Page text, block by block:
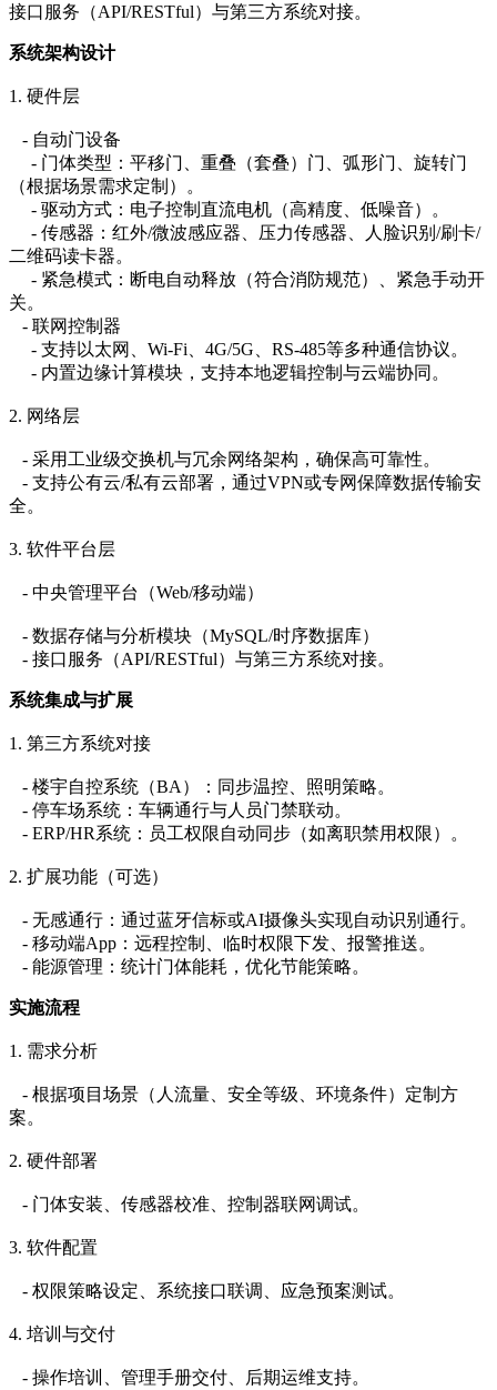
接口服务（API/RESTful）与第三方系统对接。
系统架构设计
1. 硬件层
- 自动门设备
- 门体类型：平移门、重叠（套叠）门、弧形门、旋转门
（根据场景需求定制）。
- 驱动方式：电子控制直流电机（高精度、低噪音）。
- 传感器：红外/微波感应器、压力传感器、人脸识别/刷卡/
二维码读卡器。
- 紧急模式：断电自动释放（符合消防规范）、紧急手动开
关。
- 联网控制器
- 支持以太网、Wi-Fi、4G/5G、RS-485等多种通信协议。
- 内置边缘计算模块，支持本地逻辑控制与云端协同。
2. 网络层
- 采用工业级交换机与冗余网络架构，确保高可靠性。
- 支持公有云/私有云部署，通过VPN或专网保障数据传输安
全。
3. 软件平台层
- 中央管理平台（Web/移动端）
- 数据存储与分析模块（MySQL/时序数据库）
- 接口服务（API/RESTful）与第三方系统对接。
系统集成与扩展
1. 第三方系统对接
- 楼宇自控系统（BA）：同步温控、照明策略。
- 停车场系统：车辆通行与人员门禁联动。
- ERP/HR系统：员工权限自动同步（如离职禁用权限）。
2. 扩展功能（可选）
- 无感通行：通过蓝牙信标或AI摄像头实现自动识别通行。
- 移动端App：远程控制、临时权限下发、报警推送。
- 能源管理：统计门体能耗，优化节能策略。
实施流程
1. 需求分析
- 根据项目场景（人流量、安全等级、环境条件）定制方
案。
2. 硬件部署
- 门体安装、传感器校准、控制器联网调试。
3. 软件配置
- 权限策略设定、系统接口联调、应急预案测试。
4. 培训与交付
- 操作培训、管理手册交付、后期运维支持。